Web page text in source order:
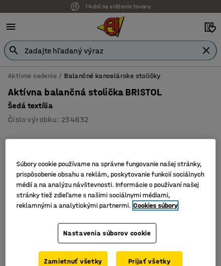
14 dní na vrátenie tovaru
Aktívne sedenie Balančné kancelárske stoličky
Aktívna balančná stolička BRISTOL
Šedá textília
Číslo výrobku: 234632
Súbory cookie používame na správne fungovanie našej stránky,
prispôsobenie obsahu a reklám, poskytovanie funkcií sociálnych
médií a na analýzu návštevnosti. Informácie o používaní našej
stránky tiež zdieľame s našimi sociálnymi médiami,
reklamnými a analytickými partnermi. Cookies súbory
Nastavenia súborov cookie
Zamietnuť všetky Prijať všetky